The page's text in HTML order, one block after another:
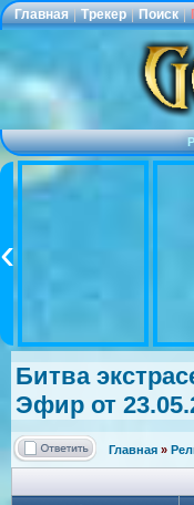
Главная | Трекер | Поиск |
Битва
Эфир от
Главная »